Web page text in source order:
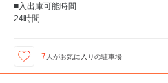
■入出庫可能時間
24時間
7 人がお気に入りの駐車場